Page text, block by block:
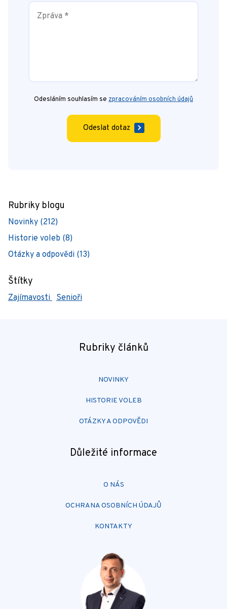
Odesláním souhlasím se zpracováním osobních údajů
Odeslat dotaz
Rubriky blogu
Novinky (212)
Historie voleb (8)
Otázky a odpovědi (13)
Štítky
Zajímavosti Senioři
Rubriky článků
NOVINKY
HISTORIE VOLEB
OTÁZKY A ODPOVĚDI
Důležité informace
O NÁS
OCHRANA OSOBNÍCH ÚDAJŮ
KONTAKTY